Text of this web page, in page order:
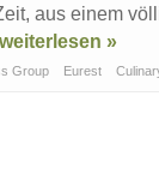
aus einem
weiterlesen »
Group Eurest